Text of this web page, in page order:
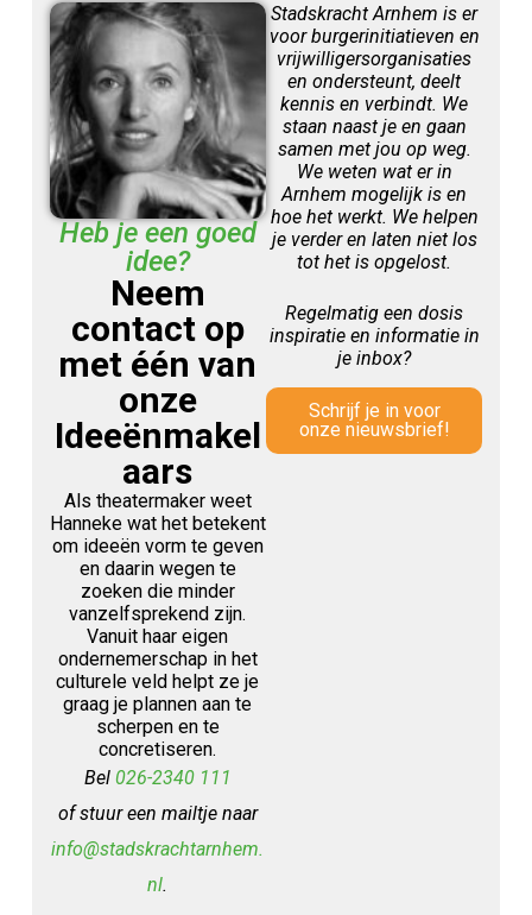
Heb je een goed
idee?
Neem
contact op
met één van
onze
Ideeënmakel
aars
Als theatermaker weet
Hanneke wat het betekent
om ideeën vorm te geven
en daarin wegen te
zoeken die minder
vanzelfsprekend zijn.
Vanuit haar eigen
ondernemerschap in het
culturele veld helpt ze je
graag je plannen aan te
scherpen en te
concretiseren.
Bel 026-2340 111
of stuur een mailtje naar
info@stadskrachtarnhem.
nl.
Stadskracht Arnhem is er
voor burgerinitiatieven en
vrijwilligersorganisaties
en ondersteunt, deelt
kennis en verbindt. We
staan naast je en gaan
samen met jou op weg.
We weten wat er in
Arnhem mogelijk is en
hoe het werkt. We helpen
je verder en laten niet los
tot het is opgelost.
Regelmatig een dosis
inspiratie en informatie in
je inbox?
Schrijf je in voor
onze nieuwsbrief!